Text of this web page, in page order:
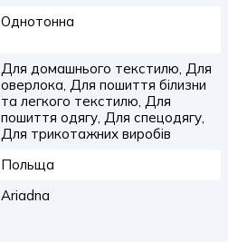
Однотонна
Для домашнього текстилю, Для
оверлока, Для пошиття білизни
та легкого текстилю, Для
пошиття одягу, Для спецодягу,
Для трикотажних виробів
Польща
Ariadna